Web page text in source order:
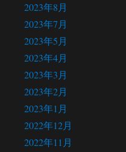
2023年8月
2023年7月
2023年5月
2023年4月
2023年3月
2023年2月
2023年1月
2022年12月
2022年11月